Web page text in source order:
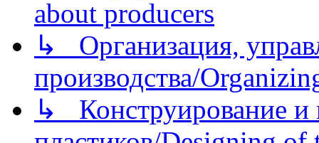
about producers
↳ Организация,
производства/
↳ Конструирование и